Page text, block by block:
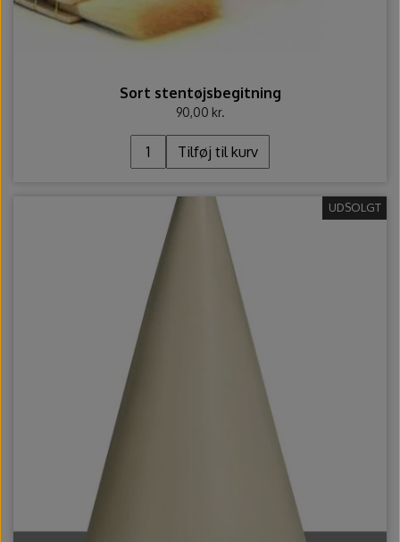
Sort stentøjsbegitning
90,00 kr.
Tilføj til kurv
UDSOLGT